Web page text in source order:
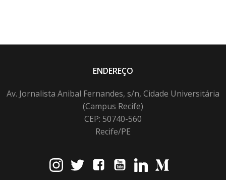
ENDEREÇO
Av. Jornalista Anibal Fernandes, s/n, Cidade Universitária
(Campus Recife)
CEP: 50740-560
Recife/PE